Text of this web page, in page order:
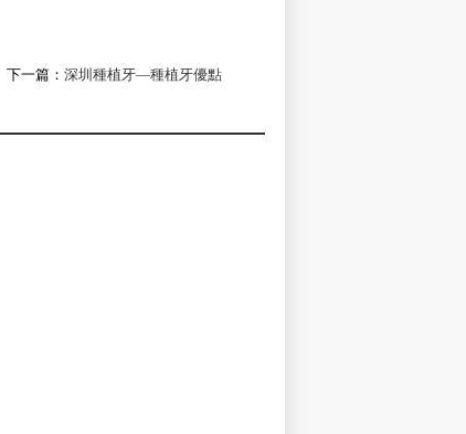
下一篇： 深圳種植牙—種植牙優點